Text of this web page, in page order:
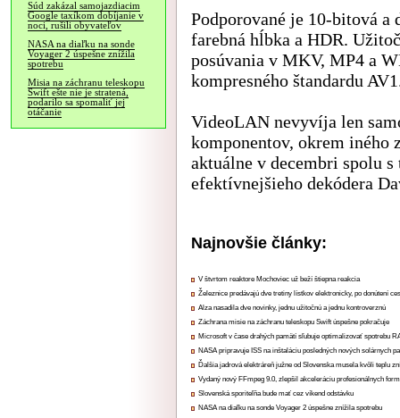
Súd zakázal samojazdiacim
Google taxíkom dobíjanie v
noci, rušili obyvateľov
NASA na diaľku na sonde
Voyager 2 úspešne znížila
spotrebu
Misia na záchranu teleskopu
Swift ešte nie je stratená,
podarilo sa spomaliť jej
otáčanie
Podporované je 10-bitová
farebná hĺbka a HDR.
posúvania v MKV, MP4 a
kompresného štandardu
VideoLAN nevyvíja len
komponentov, okrem iného
aktuálne v decembri spolu
efektívnejšieho dekódera
Najnovšie články:
V štvrtom reaktore Mochoviec už beží štiepna reakcia
Železnice predávajú dve tretiny lístkov elektronicky, po donútení
Alza nasadila dve novinky, jednu užitočnú a jednu kontroverznú
Záchrana misie na záchranu teleskopu Swift úspešne pokračuje
Microsoft v čase drahých pamätí sľubuje optimalizovať spotrebu
NASA pripravuje ISS na inštaláciu posledných nových solárnych
Ďalšia jadrová elektráreň južne od Slovenska musela kvôli teplu
Vydaný nový FFmpeg 9.0, zlepšil akceleráciu profesionálnych
Slovenská sporiteľňa bude mať cez víkend odstávku
NASA na diaľku na sonde Voyager 2 úspešne znížila spotrebu